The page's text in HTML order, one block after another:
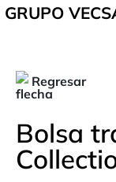
GRUPO
Regresar
Bolsa